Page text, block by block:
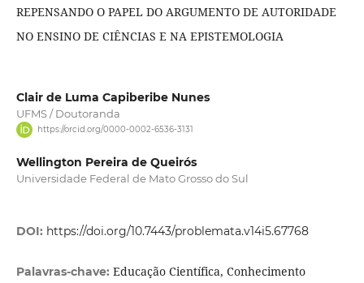
REPENSANDO O PAPEL DO ARGUMENTO DE AUTORIDADE
NO ENSINO DE CIÊNCIAS E NA EPISTEMOLOGIA
Clair de Luma Capiberibe Nunes
UFMS / Doutoranda
https://orcid.org/0000-0002-6536-3131
Wellington Pereira de Queirós
Universidade Federal de Mato Grosso do Sul
DOI: https://doi.org/10.7443/problemata.v14i5.67768
Palavras-chave: Educação Científica, Conhecimento